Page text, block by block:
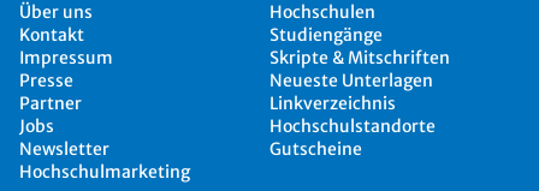
Über uns
Kontakt
Impressum
Presse
Partner
Jobs
Newsletter
Hochschulmarketing
Hochschulen
Studiengänge
Skripte & Mitschriften
Neueste Unterlagen
Linkverzeichnis
Hochschulstandorte
Gutscheine